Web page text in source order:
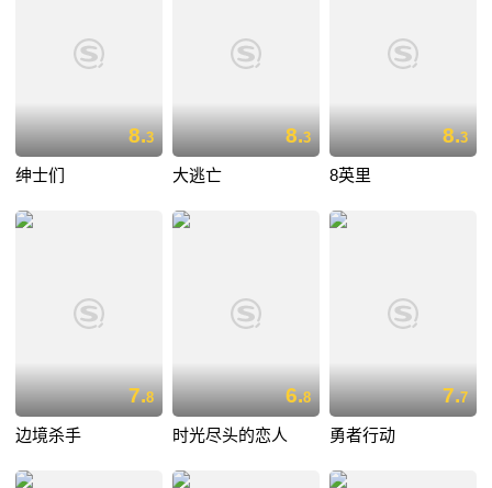
8.3
绅士们
8.3
大逃亡
8.3
8英里
7.8
边境杀手
6.8
时光尽头的恋人
7.7
勇者行动